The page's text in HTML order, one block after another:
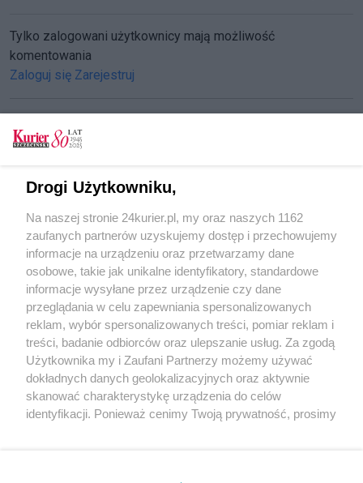
Tylko zalogowani użytkownicy mają możliwość
komentowania
Zaloguj się Zarejestruj
„Fryga" czeka na warunki
Urząd do poprawki
Pomorzany. Kierowcy i piesi mają dosyć!
POGODA
22℃
Zobacz prognozę na 3 dni
Drogi Użytkowniku,
Na naszej stronie 24kurier.pl, my oraz naszych 1162
zaufanych partnerów uzyskujemy dostęp i przechowujemy
informacje na urządzeniu oraz przetwarzamy dane
osobowe, takie jak unikalne identyfikatory, standardowe
informacje wysyłane przez urządzenie czy dane
przeglądania w celu zapewniania spersonalizowanych
reklam, wybór spersonalizowanych treści, pomiar reklam i
treści, badanie odbiorców oraz ulepszanie usług. Za zgodą
Użytkownika my i Zaufani Partnerzy możemy używać
dokładnych danych geolokalizacyjnych oraz aktywnie
skanować charakterystykę urządzenia do celów
identyfikacji. Ponieważ cenimy Twoją prywatność, prosimy